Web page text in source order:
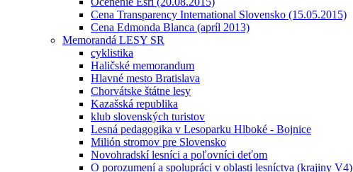
Cena Transparency International Slovensko (15.05.2015)
Cena Edmonda Blanca (apríl 2013)
Memorandá LESY SR
cyklistika
Haličské memorandum
Hlavné mesto Bratislava
Chorvátske štátne lesy
Kazašská republika
klub slovenských turistov
Lesná pedagogika v Lesoparku Hlboké - Bojnice
Milión stromov pre Slovensko
Novohradskí lesníci a poľovníci deťom
O porozumení a spolupráci v oblasti lesníctva (krajiny V4)